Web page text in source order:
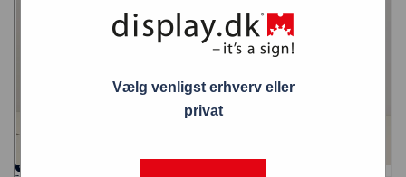
Vælg venligst erhverv eller
privat